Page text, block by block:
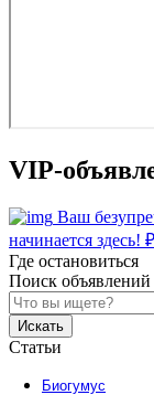
VIP-
Ваш
начинается здесь! ₽
Где остановиться
Поиск объявлений
Искать
Статьи
Биогумус